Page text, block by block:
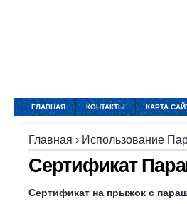
ГЛАВНАЯ КОНТАКТЫ КАРТА
Главная › Использование
Сертификат
Сертификат на прыжок с